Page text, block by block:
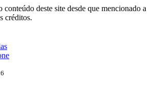
deste site desde que mencionado a
créditos.